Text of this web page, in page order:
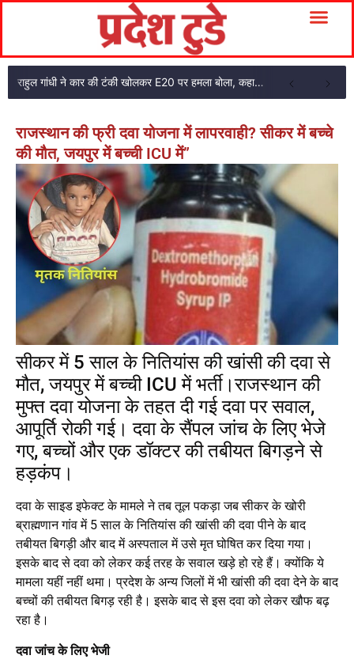
राहुल गांधी ने कार की टंकी खोलकर E20 पर हमला बोला, कहा- पूरी दाल ही काली है
राजस्थान की फ्री दवा योजना में लापरवाही? सीकर में बच्चे
की मौत, जयपुर में बच्ची ICU में”
सीकर में 5 साल के नितियांस की खांसी की दवा से
मौत, जयपुर में बच्ची ICU में भर्ती।राजस्थान की
मुफ्त दवा योजना के तहत दी गई दवा पर सवाल,
आपूर्ति रोकी गई। दवा के सैंपल जांच के लिए भेजे
गए, बच्चों और एक डॉक्टर की तबीयत बिगड़ने से
हड़कंप।
दवा के साइड इफेक्ट के मामले ने तब तूल पकड़ा जब सीकर के खोरी
ब्राह्मणान गांव में 5 साल के नितियांस की खांसी की दवा पीने के बाद
तबीयत बिगड़ी और बाद में अस्पताल में उसे मृत घोषित कर दिया गया।
इसके बाद से दवा को लेकर कई तरह के सवाल खड़े हो रहे हैं। क्योंकि ये
मामला यहीं नहीं थमा। प्रदेश के अन्य जिलों में भी खांसी की दवा देने के बाद
बच्चों की तबीयत बिगड़ रही है। इसके बाद से इस दवा को लेकर खौफ बढ़
रहा है।
दवा जांच के लिए भेजी